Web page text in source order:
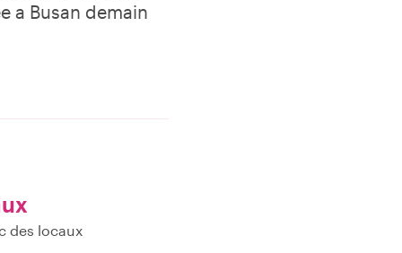
a Busan demain
des locaux